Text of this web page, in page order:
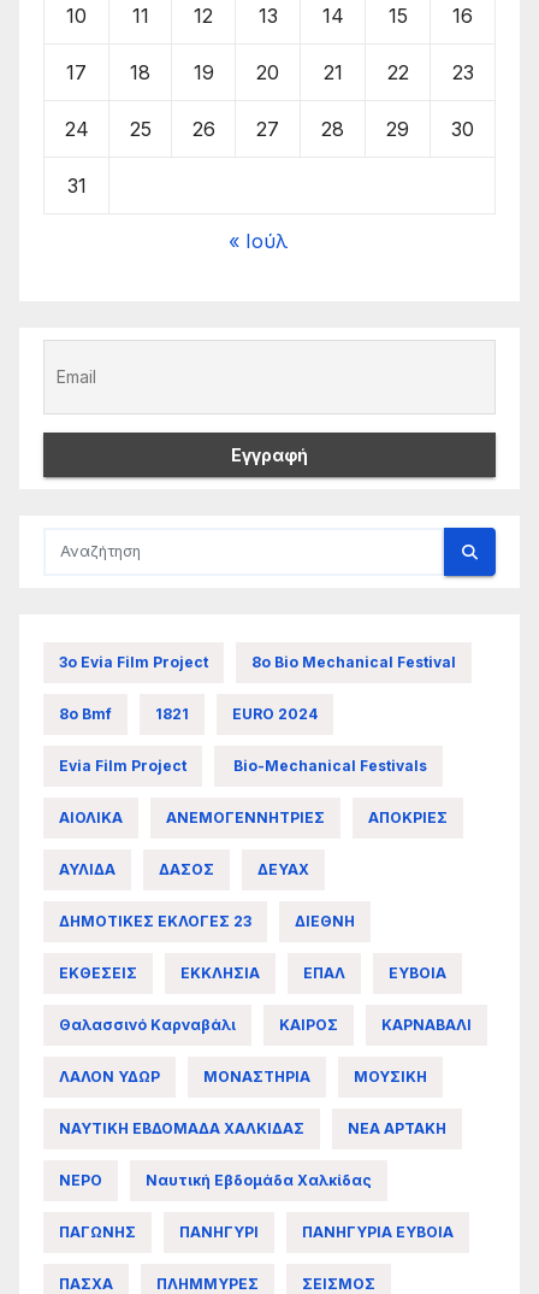
10 11 12 13 14 15 16
17 18 19 20 21 22 23
24 25 26 27 28 29 30
31
« Ιούλ
3ο Evia Film Project 8ο Bio Mechanical Festival
8ο Bmf 1821 EURO 2024
Evia Film Project Bio-Mechanical Festivals
ΑΙΟΛΙΚΑ ΑΝΕΜΟΓΕΝΝΗΤΡΙΕΣ ΑΠΟΚΡΙΕΣ
ΑΥΛΙΔΑ ΔΑΣΟΣ ΔΕΥΑΧ
ΔΗΜΟΤΙΚΕΣ ΕΚΛΟΓΕΣ 23 ΔΙΕΘΝΗ
ΕΚΘΕΣΕΙΣ ΕΚΚΛΗΣΙΑ ΕΠΑΛ ΕΥΒΟΙΑ
Θαλασσινό Καρναβάλι ΚΑΙΡΟΣ ΚΑΡΝΑΒΑΛΙ
ΛΑΛΟΝ ΥΔΩΡ ΜΟΝΑΣΤΗΡΙΑ ΜΟΥΣΙΚΗ
ΝΑΥΤΙΚΗ ΕΒΔΟΜΑΔΑ ΧΑΛΚΙΔΑΣ ΝΕΑ ΑΡΤΑΚΗ
ΝΕΡΟ Ναυτική Εβδομάδα Χαλκίδας
ΠΑΓΩΝΗΣ ΠΑΝΗΓΥΡΙ ΠΑΝΗΓΥΡΙΑ ΕΥΒΟΙΑ
ΠΑΣΧΑ ΠΛΗΜΜΥΡΕΣ ΣΕΙΣΜΟΣ